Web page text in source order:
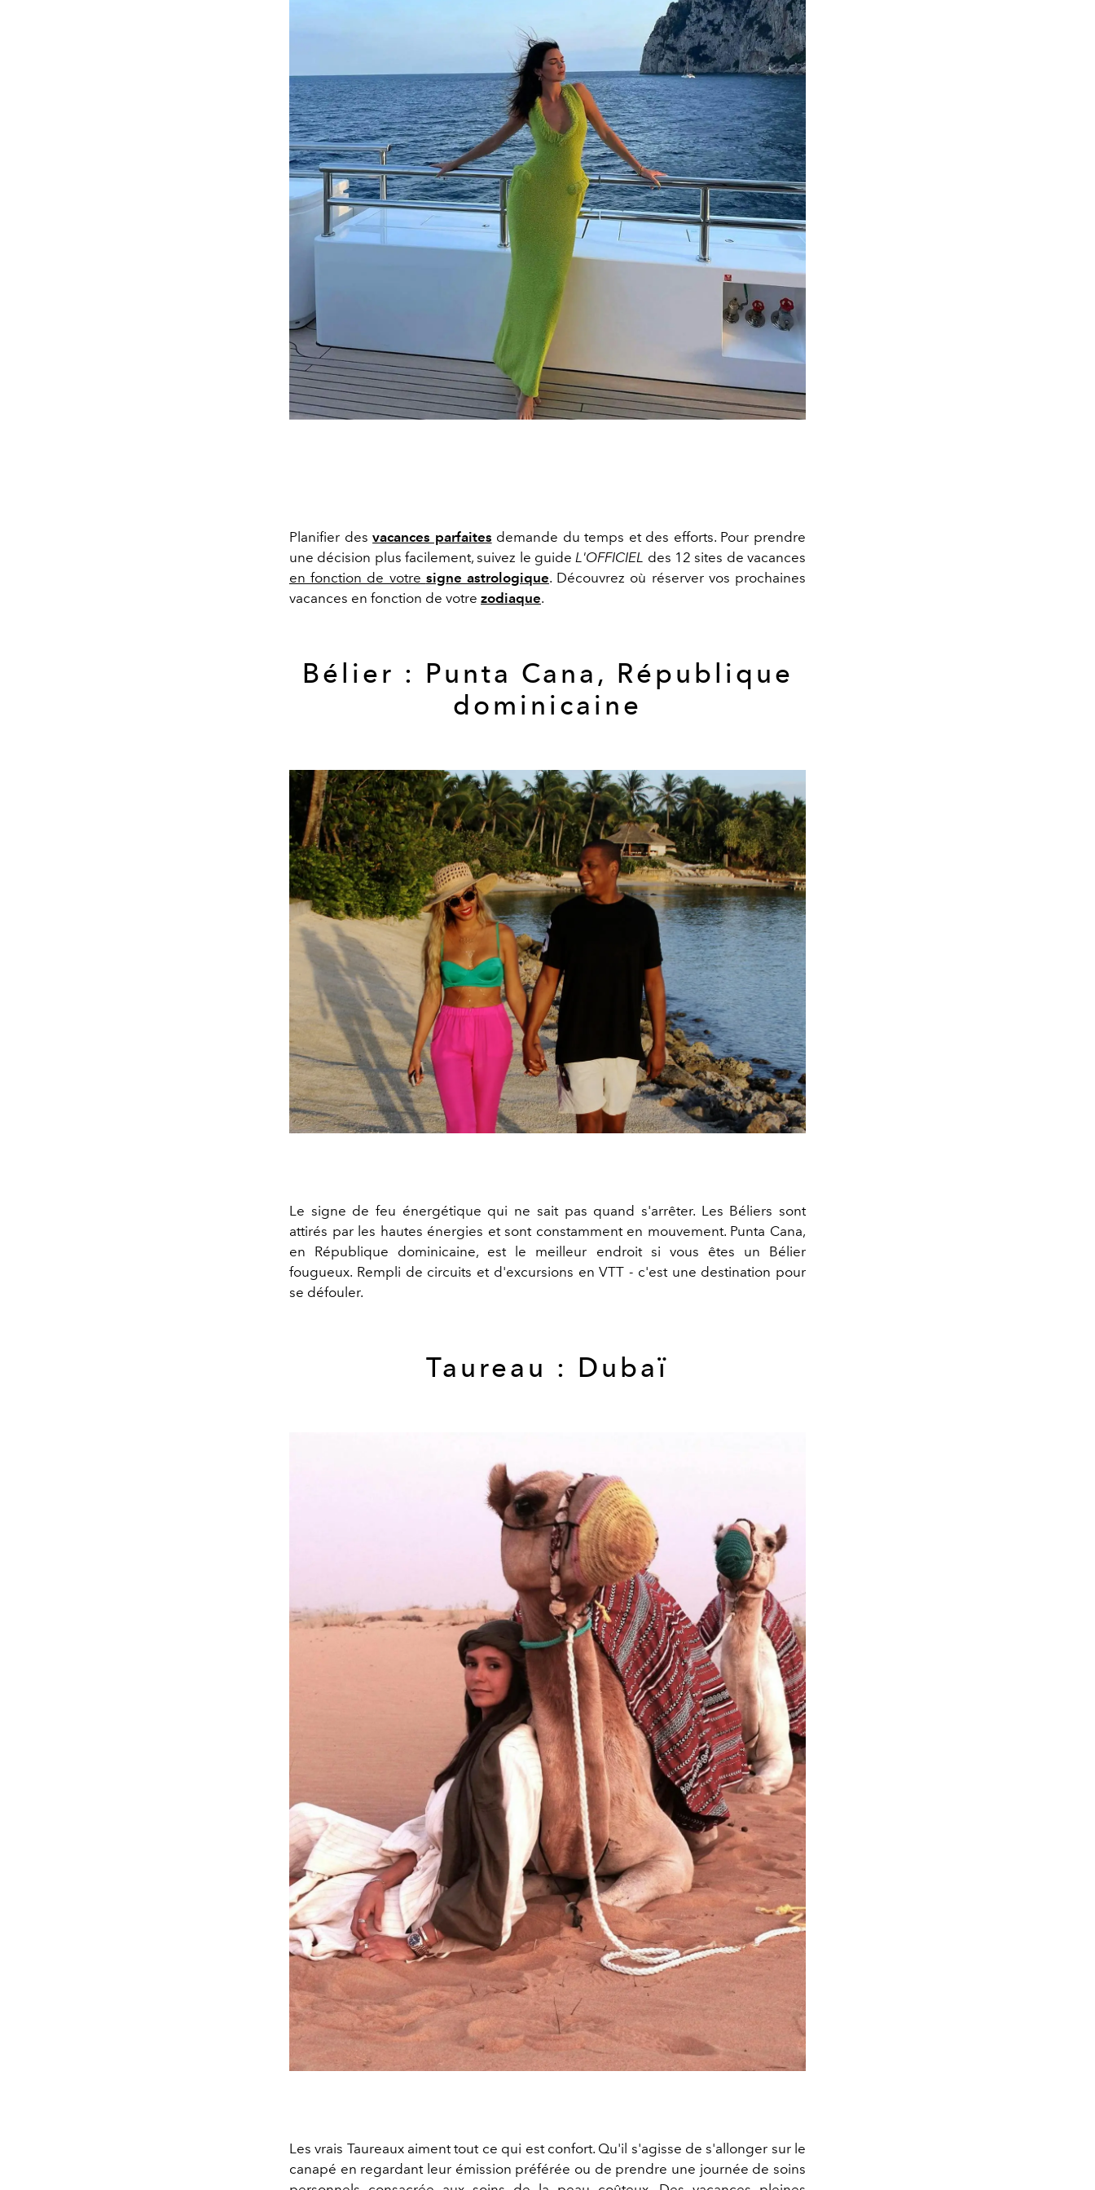
Planifier desvacances parfaites demande du temps et des efforts. Pour prendre
une décision plus facilement, suivez le guide L'OFFICIEL des 12 sites de vacances
en fonction de votre signe astrologique. Découvrez où réserver vos prochaines
vacances en fonction de votre zodiaque.
Bélier : Punta Cana, République
dominicaine
Le signe de feu énergétique qui ne sait pas quand s'arrêter. Les Béliers sont
attirés par les hautes énergies et sont constamment en mouvement. Punta Cana,
en République dominicaine, est le meilleur endroit si vous êtes un Bélier
fougueux. Rempli de circuits et d'excursions en VTT - c'est une destination pour
se défouler.
Taureau : Dubaï
Les vrais Taureaux aiment tout ce qui est confort. Qu'il s'agisse de s'allonger sur le
canapé en regardant leur émission préférée ou de prendre une journée de soins